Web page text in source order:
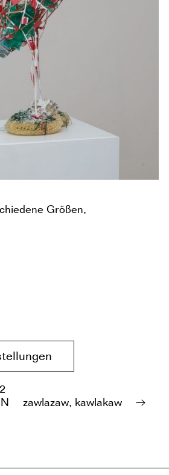
Größen,
zawlazaw, kawlakaw